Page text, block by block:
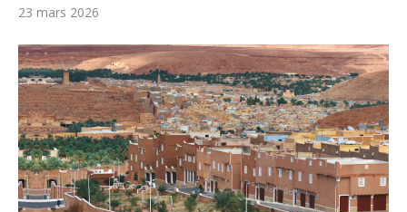
23 mars 2026